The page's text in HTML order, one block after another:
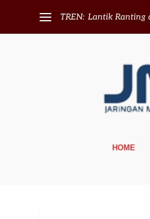
TREN: Lantik Ranting
HOME